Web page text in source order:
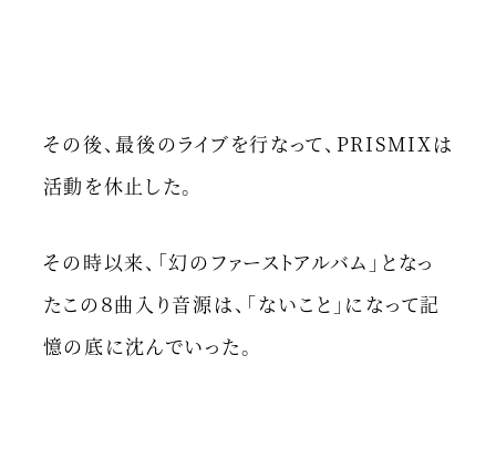
その後、最後のライブを行なって、PRISMIXは
活動を休止した。
その時以来、「幻のファーストアルバム」となっ
たこの８曲入り音源は、「ないこと」になって記
憶の底に沈んでいった。